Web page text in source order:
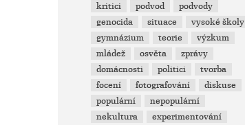
kritici
podvod
podvody
genocida
situace
vysoké školy
gymnázium
teorie
výzkum
mládež
osvěta
zprávy
domácnosti
politici
tvorba
focení
fotografování
diskuse
populární
nepopulární
nekultura
experimentování